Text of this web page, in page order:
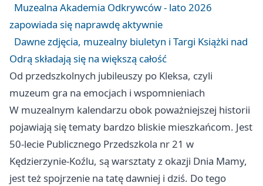
Muzealna Akademia Odkrywców - lato 2026
zapowiada się naprawdę aktywnie
Dawne zdjęcia, muzealny biuletyn i Targi Książki nad
Odrą składają się na większą całość
Od przedszkolnych jubileuszy po Kleksa, czyli
muzeum gra na emocjach i wspomnieniach
W muzealnym kalendarzu obok poważniejszej historii
pojawiają się tematy bardzo bliskie mieszkańcom. Jest
50-lecie Publicznego Przedszkola nr 21 w
Kędzierzynie-Koźlu, są warsztaty z okazji Dnia Mamy,
jest też spojrzenie na tatę dawniej i dziś. Do tego